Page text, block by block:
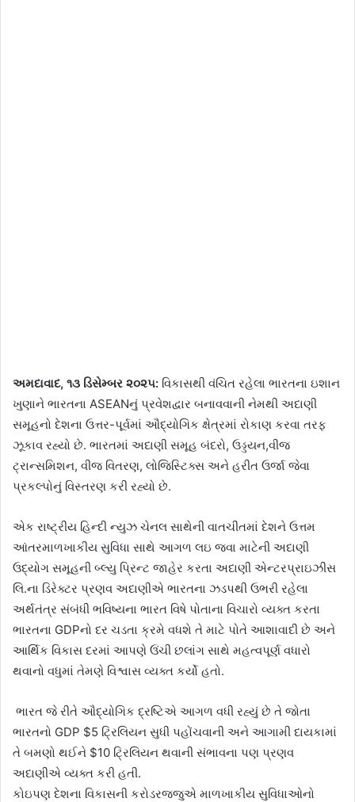
અમદાવાદ, ૧૩ ડિસેમ્બર ૨૦૨૫: વિકાસથી વંચિત રહેલા ભારતના ઇશાન
ખુણાને ભારતના ASEANનું પ્રવેશદ્વાર બનાવવાની નેમથી અદાણી
સમૂહનો દેશના ઉત્તર-પૂર્વમાં ઔદ્યોગિક ક્ષેત્રમાં રોકાણ કરવા તરફ
ઝૂકાવ રહ્યો છે. ભારતમાં અદાણી સમૂહ બંદરો, ઉડ્ડયન,વીજ
ટ્રાન્સમિશન, વીજ વિતરણ, લોજિસ્ટિક્સ અને હરીત ઉર્જા જેવા
પ્રકલ્પોનું વિસ્તરણ કરી રહ્યો છે.
એક રાષ્ટ્રીય હિન્દી ન્યુઝ ચેનલ સાથેની વાતચીતમાં દેશને ઉત્તમ
આંતરમાળખાકીય સુવિધા સાથે આગળ લઇ જવા માટેની અદાણી
ઉદ્યોગ સમૂહની બ્લ્યુ પ્રિન્ટ જાહેર કરતા અદાણી એન્ટરપ્રાઇઝીસ
લિ.ના ડિરેક્ટર પ્રણવ અદાણીએ ભારતના ઝડપથી ઉભરી રહેલા
અર્થતંત્ર સંબંધી ભવિષ્યના ભારત વિષે પોતાના વિચારો વ્યક્ત કરતા
ભારતના GDPનો દર ચડતા ક્રમે વધશે તે માટે પોતે આશાવાદી છે અને
આર્થિક વિકાસ દરમાં આપણે ઉંચી છલાંગ સાથે મહત્વપૂર્ણ વધારો
થવાનો વધુમાં તેમણે વિશ્વાસ વ્યક્ત કર્યો હતો.
​ ભારત જે રીતે ઔદ્યોગિક દ્રષ્ટિએ આગળ વધી રહ્યું છે તે જોતા
ભારતનો GDP $5 ટ્રિલિયન સુધી પહોંચવાની અને આગામી દાયકામાં
તે બમણો થઈને $10 ટ્રિલિયન થવાની સંભાવના પણ પ્રણવ
અદાણીએ વ્યક્ત કરી હતી.
કોઇપણ દેશના વિકાસની કરોડરજ્જુએ માળખાકીય સુવિધાઓનો